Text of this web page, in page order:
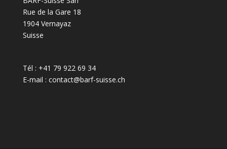
Rue de la Gare 18
1904 Vernayaz
Suisse
Tél : +41 79 922 69 34
E-mail : contact@barf-suisse.ch